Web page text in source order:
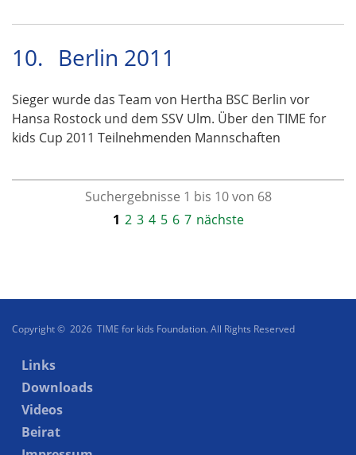
10. Berlin 2011
Sieger wurde das Team von Hertha BSC Berlin vor
Hansa Rostock und dem SSV Ulm. Über den TIME for
kids Cup 2011 Teilnehmenden Mannschaften
Suchergebnisse 1 bis 10 von 68
1 2 3 4 5 6 7 nächste
Copyright © 2026 TIME for kids Foundation. All Rights Reserved
Links
Downloads
Videos
Beirat